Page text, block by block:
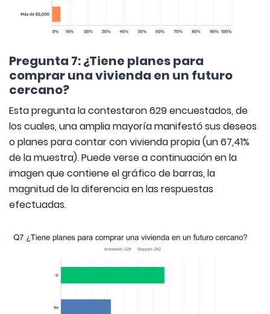
Pregunta 7: ¿Tiene planes para
comprar una vivienda en un futuro
cercano?
Esta pregunta la contestaron 629 encuestados, de
los cuales, una amplia mayoría manifestó sus deseos
o planes para contar con vivienda propia (un 67,41%
de la muestra). Puede verse a continuación en la
imagen que contiene el gráfico de barras, la
magnitud de la diferencia en las respuestas
efectuadas.